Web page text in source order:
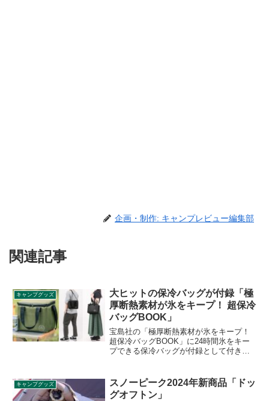
企画・制作: キャンプレビュー編集部
関連記事
キャンプグッズ
大ヒットの保冷バッグが付録「極
厚断熱素材が氷をキープ！ 超保冷
バッグBOOK」
宝島社の「極厚断熱素材が氷をキープ！
超保冷バッグBOOK」に24時間氷をキー
プできる保冷バッグが付録として付きま
再登場です。詳細をレビューします。
キャンプグッズ
スノーピーク2024年新商品「ドッ
グオフトン」